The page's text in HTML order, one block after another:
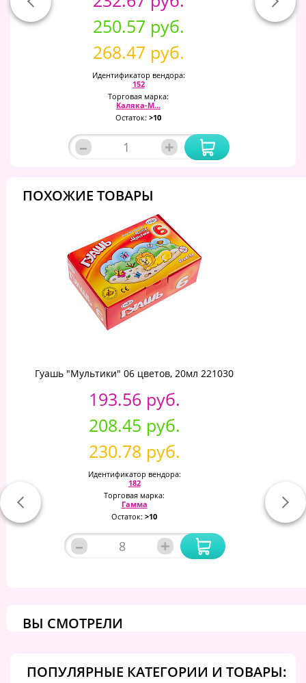
250.57 руб.
268.47 руб.
Идентификатор вендора:
152
Торговая марка:
Каляка-М...
Остаток: >10
– +
ПОХОЖИЕ ТОВАРЫ
Гуашь "Мультики" 06 цветов, 20мл 221030
193.56 руб.
208.45 руб.
230.78 руб.
Идентификатор вендора:
182
Торговая марка:
Гамма
Остаток: >10
– +
ВЫ СМОТРЕЛИ
ПОПУЛЯРНЫЕ КАТЕГОРИИ И ТОВАРЫ: